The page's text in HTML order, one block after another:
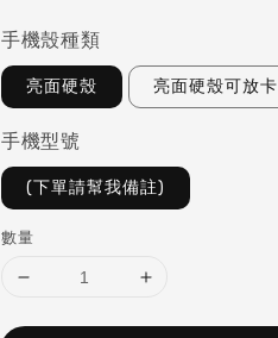
手機殼種類
亮面硬殼 亮面硬殼可放卡
手機型號
(下單請幫我備註)
數量